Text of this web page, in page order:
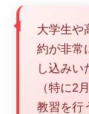
大学生や
約が非常
し込みい
（特に2
教習を行